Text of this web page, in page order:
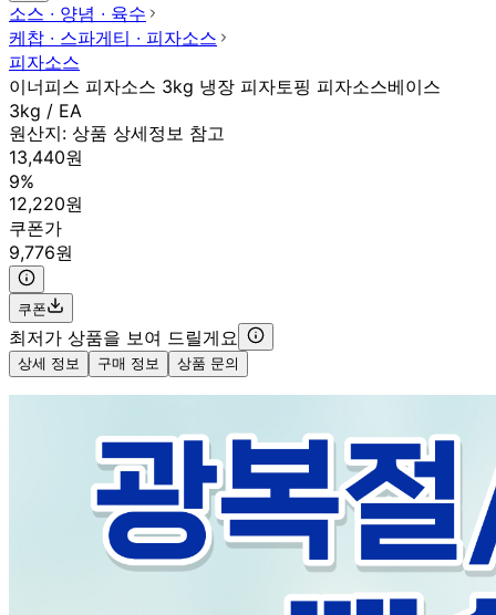
소스 ∙ 양념 ∙ 육수
케찹 ∙ 스파게티 ∙ 피자소스
피자소스
이너피스 피자소스 3kg 냉장 피자토핑 피자소스베이스
3kg / EA
원산지: 상품 상세정보 참고
13,440원
9%
12,220원
쿠폰가
9,776원
쿠폰
최저가 상품을 보여 드릴게요
상세 정보 구매 정보 상품 문의